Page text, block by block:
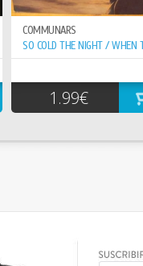
COMMUNARS
1.99€